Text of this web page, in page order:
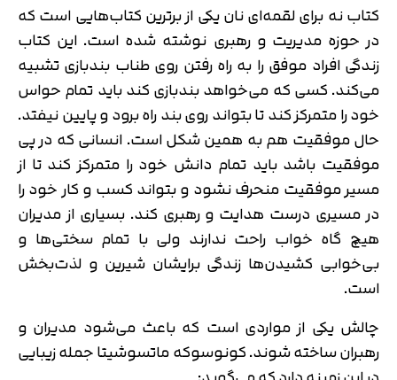
کتاب نه برای لقمه‌ای نان یکی از برترین کتاب‌هایی است که
در حوزه مدیریت و رهبری نوشته شده است. این کتاب
زندگی افراد موفق را به راه رفتن روی طناب بندبازی تشبیه
می‌کند. کسی که می‌خواهد بندبازی کند باید تمام حواس
خود را متمرکز کند تا بتواند روی بند راه برود و پایین‌ نیفتد.
حال موفقیت هم به همین شکل است. انسانی که در پی
موفقیت باشد باید تمام دانش خود را متمرکز کند تا از
مسیر موفقیت منحرف نشود و بتواند کسب و کار خود را
در مسیری درست هدایت و رهبری کند. بسیاری از مدیران
هیچ گاه خواب راحت ندارند ولی با تمام سختی‌ها و
بی‌خوابی کشیدن‌ها زندگی برایشان شیرین و لذت‌بخش
است.
چالش یکی از مواردی است که باعث می‌شود مدیران و
رهبران ساخته شوند. کونوسوکه ماتسوشیتا جمله زیبایی